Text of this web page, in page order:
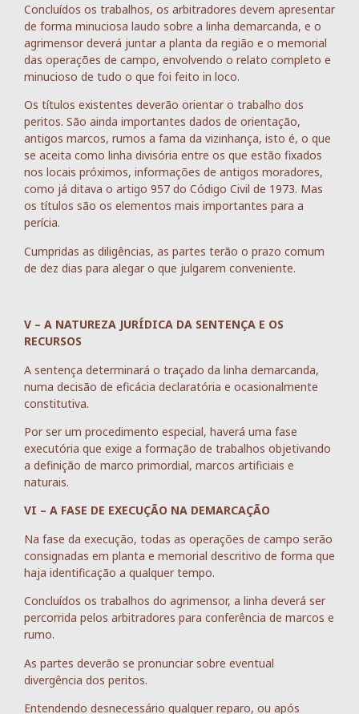
Concluídos os trabalhos, os arbitradores devem apresentar
de forma minuciosa laudo sobre a linha demarcanda, e o
agrimensor deverá juntar a planta da região e o memorial
das operações de campo, envolvendo o relato completo e
minucioso de tudo o que foi feito in loco.
Os títulos existentes deverão orientar o trabalho dos
peritos. São ainda importantes dados de orientação,
antigos marcos, rumos a fama da vizinhança, isto é, o que
se aceita como linha divisória entre os que estão fixados
nos locais próximos, informações de antigos moradores,
como já ditava o artigo 957 do Código Civil de 1973. Mas
os títulos são os elementos mais importantes para a
perícia.
Cumpridas as diligências, as partes terão o prazo comum
de dez dias para alegar o que julgarem conveniente.
V – A NATUREZA JURÍDICA DA SENTENÇA E OS
RECURSOS
A sentença determinará o traçado da linha demarcanda,
numa decisão de eficácia declaratória e ocasionalmente
constitutiva.
Por ser um procedimento especial, haverá uma fase
executória que exige a formação de trabalhos objetivando
a definição de marco primordial, marcos artificiais e
naturais.
VI – A FASE DE EXECUÇÃO NA DEMARCAÇÃO
Na fase da execução, todas as operações de campo serão
consignadas em planta e memorial descritivo de forma que
haja identificação a qualquer tempo.
Concluídos os trabalhos do agrimensor, a linha deverá ser
percorrida pelos arbitradores para conferência de marcos e
rumo.
As partes deverão se pronunciar sobre eventual
divergência dos peritos.
Entendendo desnecessário qualquer reparo, ou após